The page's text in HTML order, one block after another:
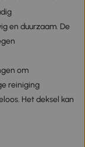
en duurzaam. De
om
reiniging
Het deksel kan